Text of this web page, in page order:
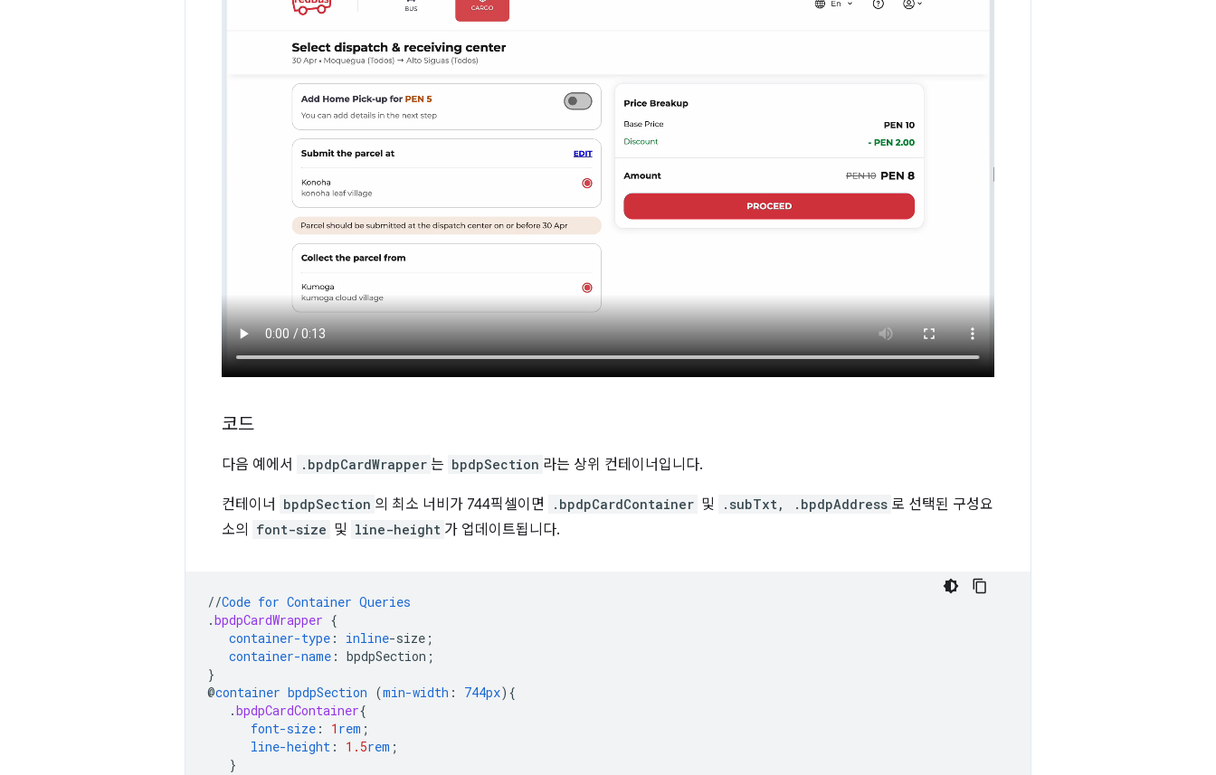
코드
다음 예에서 .bpdpCardWrapper 는 bpdpSection 라는 상위 컨테이너입니다.
컨테이너 bpdpSection 의 최소 너비가 744픽셀이면 .bpdpCardContainer 및 .subTxt, .bpdpAddress 로 선택된 구성요
소의
font-size 및 line-height 가 업데이트됩니다.
//Code for Container Queries
.bpdpCardWrapper {
container-type : inline-size ;
container-name : bpdpSection ;
}
@container bpdpSection (min-width : 744px) {
.bpdpCardContainer{
font-size : 1 rem ;
line-height : 1.5rem ;
}